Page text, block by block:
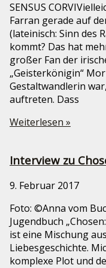
SENSUS
Farran gerade auf
(lateinisch: Sinn des
kommt? Das hat
großer Fan der
„Geisterkönigin“
Gestaltwandlerin
auftreten. Dass
Weiterlesen »
Interview zu
9. Februar 2017
Foto: ©Anna vom
Jugendbuch
ist eine Mischung
Liebesgeschichte.
komplexe Plot und